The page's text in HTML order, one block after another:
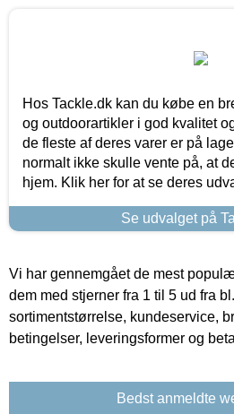
Hos Tackle.dk kan du købe en
og outdoorartikler i god kvalitet
de fleste af deres varer er på
normalt ikke skulle vente på, at
hjem. Klik her for at se deres
Se udvalget på
Vi har gennemgået de mest
dem med stjerner fra 1 til 5 ud fra
sortimentstørrelse, kundeservice,
betingelser, leveringsformer og
Bedst anmeldte